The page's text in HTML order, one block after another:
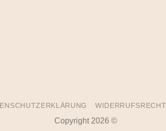
WIDERRUFSRECHT
Copyright 2026 ©